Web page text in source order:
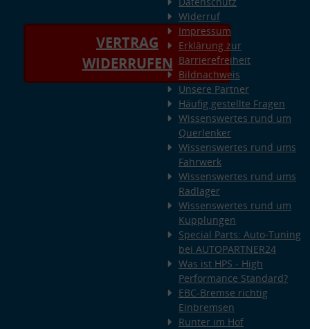
VERTRAG
WIDERRUFEN
Widerruf
Impressum
Erklärung zur
Barrierefreiheit
Bildnachweis
Unsere Partner
Häufig gestellte Fragen
Wissenswertes rund um
Querlenker
Wissenswertes rund ums
Fahrwerk
Wissenswertes rund ums
Radlager
Wissenswertes rund um
Kupplungen
Special Parts: Auto-Tuning
bei AUTOPARTNER24
Was ist HPS - High
Performance Standard?
EBC-Bremse richtig
Einbremsen
Runter im Hof